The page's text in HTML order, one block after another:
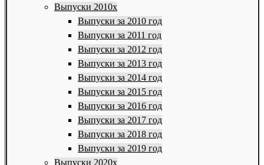
Выпуски 2010х
Выпуски за 2010 год
Выпуски за 2011 год
Выпуски за 2012 год
Выпуски за 2013 год
Выпуски за 2014 год
Выпуски за 2015 год
Выпуски за 2016 год
Выпуски за 2017 год
Выпуски за 2018 год
Выпуски за 2019 год
Выпуски 2020х